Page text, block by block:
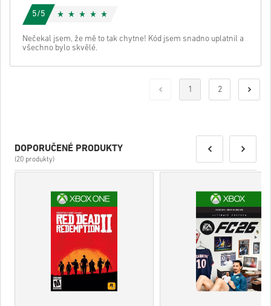
5/5
Nečekal jsem, že mě to tak chytne! Kód jsem snadno uplatnil a
všechno bylo skvělé.
1 2
DOPORUČENÉ PRODUKTY
(20 produkty)